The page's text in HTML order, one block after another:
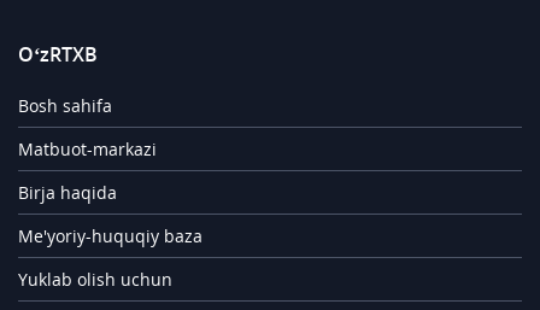
O‘zRTXB
Bosh sahifa
Matbuot-markazi
Birja haqida
Me'yoriy-huquqiy baza
Yuklab olish uchun